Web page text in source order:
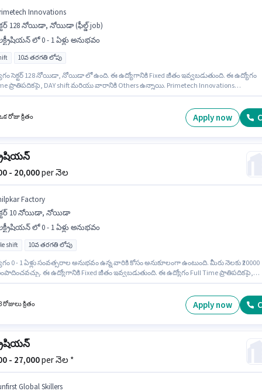
Innovations
128 నోయిడా, నోయిడా (ఫీల్డ్ job)
లో 0 - 1 ఏళ్లు అనుభవం
10వ తరగతి లోపు
సెక్టర్ 128 నోయిడా, నోయిడా లో ఉంది. ఈ ఉద్యోగానికి Fixed జీతం ఇవ్వబడుతుంది. ఈ ఉద్యోగం
ప్రాతిపదికపై, DAY shift మరియు వారానికి Others ఉన్నాయి. Primetech Innovations
ఈ ఉద్యోగానికి అప్లై చేసుకోవచ్చు.
రోజు క్రితం Apply now
- 20,000per నెల
Factory
10 నోయిడా, నోయిడా
లో 0 - 1 ఏళ్లు అనుభవం
shift 10వ తరగతి లోపు
0 - 1 ఏళ్లు సంవత్సరాల అనుభవం ఉన్న వారికి కోసం అనుకూలంగా ఉంటుంది. మీరు నెలకు ₹20000
ఈ ఉద్యోగానికి Fixed జీతం ఇవ్వబడుతుంది. ఈ ఉద్యోగం Full Time ప్రాతిపదికపై,
ఎలక్ట్రీషియన్ ఉద్యోగానికి క్రియాశీలకంగా నియామకం జరుగుతోంది.
రోజులు క్రితం Apply now
- 27,000per నెల *
Global Skillers